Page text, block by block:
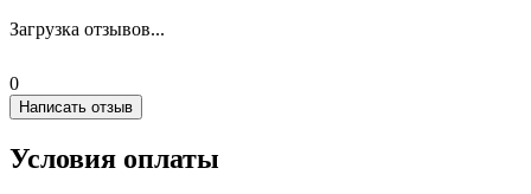
Загрузка отзывов...
0
Написать отзыв
Условия оплаты